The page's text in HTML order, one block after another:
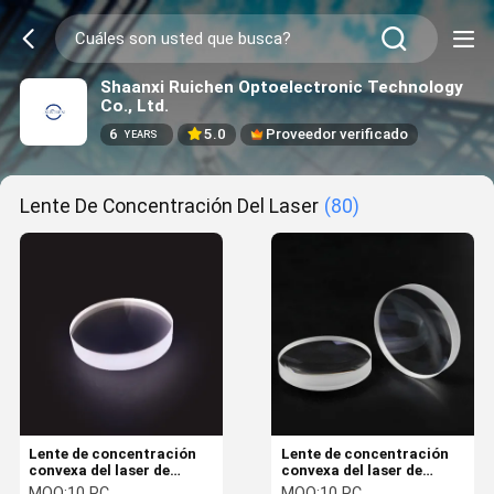
Shaanxi Ruichen Optoelectronic Technology
Co., Ltd.
6 YEARS 5.0 Proveedor verificado
Lente De Concentración Del Laser (80)
Lente de concentración
convexa del laser de
Plano
Lente de concentración
convexa del laser de
Plano